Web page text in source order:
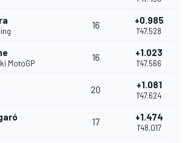
16 +0.985
1'47.528
MotoGP
16 +1.023
1'47.566
20 +1.081
1'47.624
17 +1.474
1'48.017